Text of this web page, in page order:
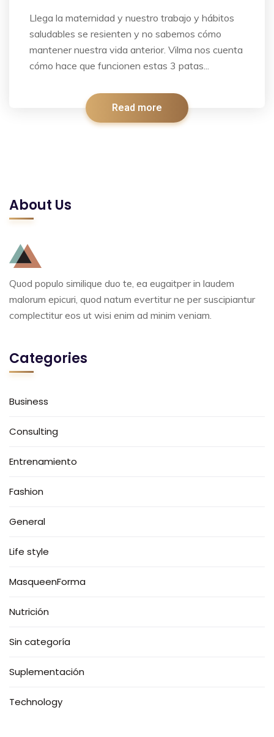
Llega la maternidad y nuestro trabajo y hábitos
saludables se resienten y no sabemos cómo
mantener nuestra vida anterior. Vilma nos cuenta
cómo hace que funcionen estas 3 patas...
Read more
About Us
Quod populo similique duo te, ea eugaitper in laudem
malorum epicuri, quod natum evertitur ne per suscipiantur
complectitur eos ut wisi enim ad minim veniam.
Categories
Business
Consulting
Entrenamiento
Fashion
General
Life style
MasqueenForma
Nutrición
Sin categoría
Suplementación
Technology